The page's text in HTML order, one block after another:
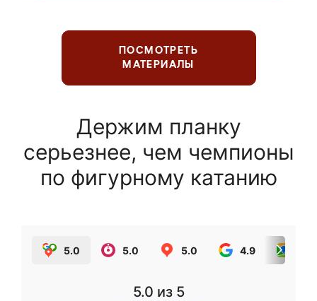
ПОСМОТРЕТЬ
МАТЕРИАЛЫ
Держим планку
серьезнее, чем чемпионы
по фигурному катанию
5.0 5.0 5.0 4.9
5.0 из 5